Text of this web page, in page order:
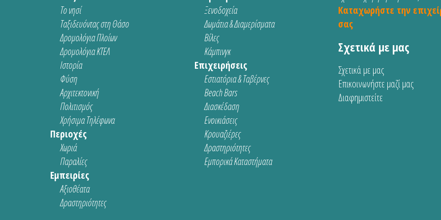
Το νησί
Ταξιδευόντας στη Θάσο
Δρομολόγια Πλοίων
Δρομολόγια ΚΤΕΛ
Ιστορία
Φύση
Αρχιτεκτονική
Πολιτισμός
Χρήσιμα Τηλέφωνα
Περιοχές
Χωριά
Παραλίες
Εμπειρίες
Αξιοθέατα
Δραστηριότητες
Ξενοδοχεία
Δωμάτια & Διαμερίσματα
Βίλες
Κάμπινγκ
Επιχειρήσεις
Εστιατόρια & Ταβέρνες
Beach Bars
Διασκέδαση
Ενοικιάσεις
Κρουαζιέρες
Δραστηριότητες
Εμπορικά Καταστήματα
Καταχωρήστε την
σας
Σχετικά με μας
Σχετικά με μας
Επικοινωνήστε μαζί μας
Διαφημιστείτε